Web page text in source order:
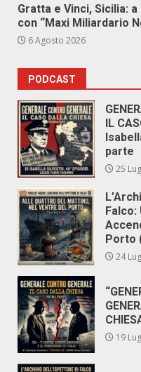
Gratta e Vinci, Sicilia:
con “Maxi Miliardario
6 Agosto 2026
PODCAST
IL
parte
25
Falco:
Porto
24
19